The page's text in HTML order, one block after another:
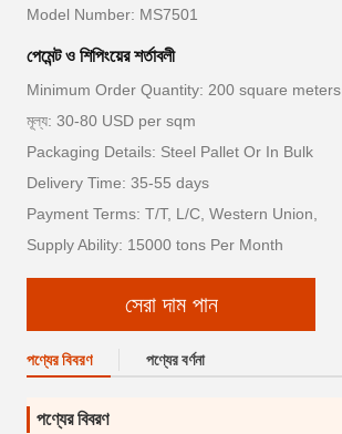
Model Number: MS7501
পেমেন্ট ও শিপিংয়ের শর্তাবলী
Minimum Order Quantity: 200 square meters
মূল্য: 30-80 USD per sqm
Packaging Details: Steel Pallet Or In Bulk
Delivery Time: 35-55 days
Payment Terms: T/T, L/C, Western Union,
Supply Ability: 15000 tons Per Month
সেরা দাম পান
পণ্যের বিবরণ পণ্যের বর্ণনা
পণ্যের বিবরণ